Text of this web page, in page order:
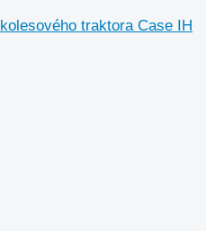
traktora Case IH